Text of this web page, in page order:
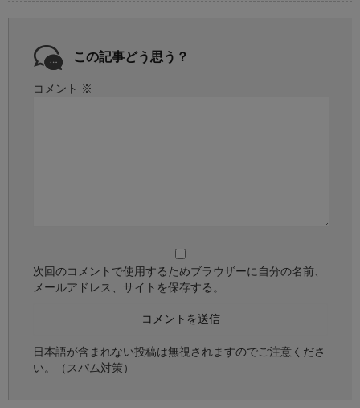
この記事どう思う？
コメント ※
次回のコメントで使用するためブラウザーに自分の名前、
メールアドレス、サイトを保存する。
日本語が含まれない投稿は無視されますのでご注意くださ
い。（スパム対策）